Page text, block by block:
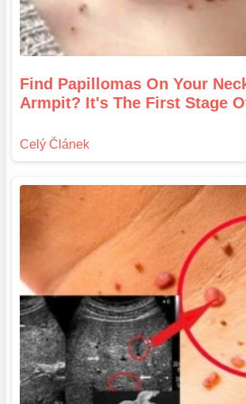
Find Papillomas On Your
Armpit? It's The First Stage